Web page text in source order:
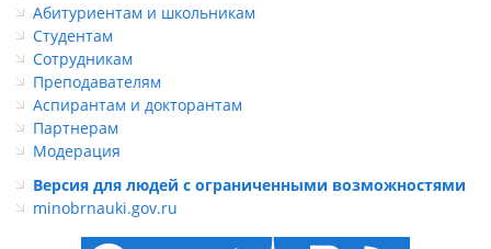
Абитуриентам и школьникам
Студентам
Сотрудникам
Преподавателям
Аспирантам и докторантам
Партнерам
Модерация
Версия для людей с ограниченными возможностями
minobrnauki.gov.ru